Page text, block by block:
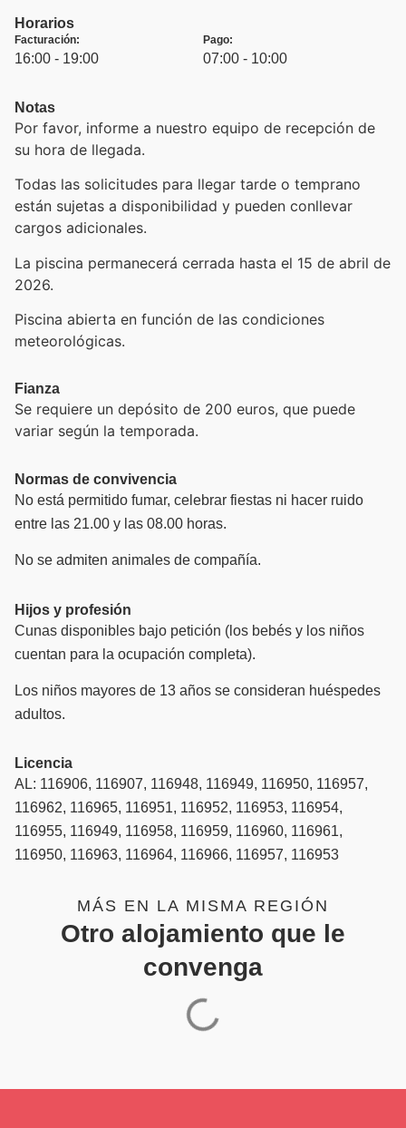
Horarios
Facturación:
16:00 - 19:00
Pago:
07:00 - 10:00
Notas
Por favor, informe a nuestro equipo de recepción de
su hora de llegada.
Todas las solicitudes para llegar tarde o temprano
están sujetas a disponibilidad y pueden conllevar
cargos adicionales.
La piscina permanecerá cerrada hasta el 15 de abril de
2026.
Piscina abierta en función de las condiciones
meteorológicas.
Fianza
Se requiere un depósito de 200 euros, que puede
variar según la temporada.
Normas de convivencia
No está permitido fumar, celebrar fiestas ni hacer ruido
entre las 21.00 y las 08.00 horas.
No se admiten animales de compañía.
Hijos y profesión
Cunas disponibles bajo petición (los bebés y los niños
cuentan para la ocupación completa).
Los niños mayores de 13 años se consideran huéspedes
adultos.
Licencia
AL: 116906, 116907, 116948, 116949, 116950, 116957,
116962, 116965, 116951, 116952, 116953, 116954,
116955, 116949, 116958, 116959, 116960, 116961,
116950, 116963, 116964, 116966, 116957, 116953
MÁS EN LA MISMA REGIÓN
Otro alojamiento que le
convenga